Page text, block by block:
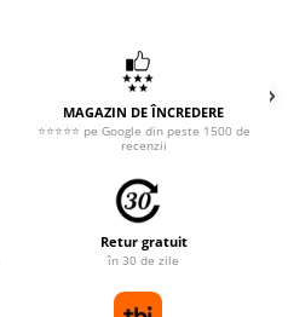
MAGAZIN DE ÎNCREDERE
⭐⭐⭐⭐⭐ pe Google din peste 1500 de
recenzii
Retur gratuit
în 30 de zile